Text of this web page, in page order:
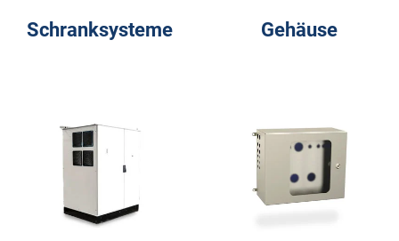
Schranksysteme Gehäuse